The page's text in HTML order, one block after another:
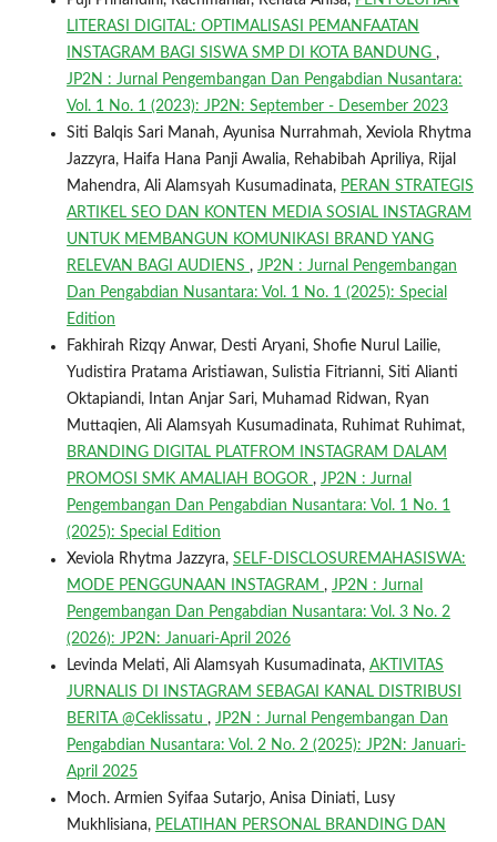
LITERASI DIGITAL: OPTIMALISASI PEMANFAATAN
INSTAGRAM BAGI SISWA SMP DI KOTA BANDUNG ,
JP2N : Jurnal Pengembangan Dan Pengabdian Nusantara:
Vol. 1 No. 1 (2023): JP2N: September - Desember 2023
Siti Balqis Sari Manah, Ayunisa Nurrahmah, Xeviola Rhytma
Jazzyra, Haifa Hana Panji Awalia, Rehabibah Apriliya, Rijal
Mahendra, Ali Alamsyah Kusumadinata, PERAN STRATEGIS
ARTIKEL SEO DAN KONTEN MEDIA SOSIAL INSTAGRAM
UNTUK MEMBANGUN KOMUNIKASI BRAND YANG
RELEVAN BAGI AUDIENS , JP2N : Jurnal Pengembangan
Dan Pengabdian Nusantara: Vol. 1 No. 1 (2025): Special
Edition
Fakhirah Rizqy Anwar, Desti Aryani, Shofie Nurul Lailie,
Yudistira Pratama Aristiawan, Sulistia Fitrianni, Siti Alianti
Oktapiandi, Intan Anjar Sari, Muhamad Ridwan, Ryan
Muttaqien, Ali Alamsyah Kusumadinata, Ruhimat Ruhimat,
BRANDING DIGITAL PLATFROM INSTAGRAM DALAM
PROMOSI SMK AMALIAH BOGOR , JP2N : Jurnal
Pengembangan Dan Pengabdian Nusantara: Vol. 1 No. 1
(2025): Special Edition
Xeviola Rhytma Jazzyra, SELF-DISCLOSUREMAHASISWA:
MODE PENGGUNAAN INSTAGRAM , JP2N : Jurnal
Pengembangan Dan Pengabdian Nusantara: Vol. 3 No. 2
(2026): JP2N: Januari-April 2026
Levinda Melati, Ali Alamsyah Kusumadinata, AKTIVITAS
JURNALIS DI INSTAGRAM SEBAGAI KANAL DISTRIBUSI
BERITA @Ceklissatu , JP2N : Jurnal Pengembangan Dan
Pengabdian Nusantara: Vol. 2 No. 2 (2025): JP2N: Januari-
April 2025
Moch. Armien Syifaa Sutarjo, Anisa Diniati, Lusy
Mukhlisiana, PELATIHAN PERSONAL BRANDING DAN